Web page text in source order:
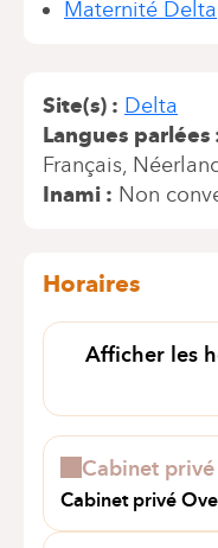
Maternité Delta
Site(s)
Delta
Langues parlées
Français
Inami
Non
Horaires
Afficher les
Cabinet privé
Cabinet privé